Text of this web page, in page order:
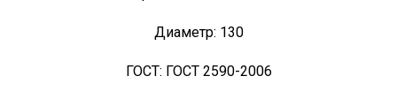
Диаметр: 130
ГОСТ: ГОСТ 2590-2006